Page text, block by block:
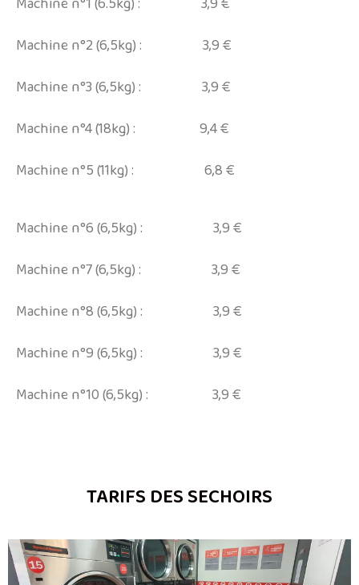
Machine n°2 (6,5kg) : 3,9 €
Machine n°3 (6,5kg) : 3,9 €
Machine n°4 (18kg) : 9,4 €
Machine n°5 (11kg) : 6,8 €
Machine n°6 (6,5kg) : 3,9 €
Machine n°7 (6,5kg) : 3,9 €
Machine n°8 (6,5kg) : 3,9 €
Machine n°9 (6,5kg) : 3,9 €
Machine n°10 (6,5kg) : 3,9 €
TARIFS DES SECHOIRS